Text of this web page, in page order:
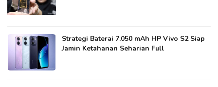
Strategi Baterai 7.050 mAh HP Vivo S2 Siap
Jamin Ketahanan Seharian Full